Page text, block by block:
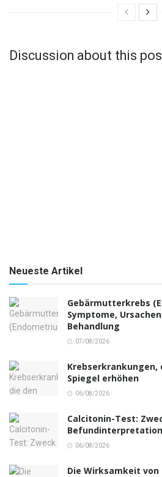
Discussion about this
Neueste Artikel
Gebärmutterkrebs
Symptome,
Behandlung
07/08/2026
Krebserkrankungen,
Spiegel erhöhen
06/08/2026
Calcitonin-Test:
Befundinterpretation
06/08/2026
Die Wirksamkeit